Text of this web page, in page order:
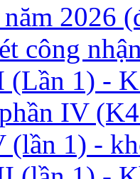
2026
công
(Lần 1) -
IV
1) -